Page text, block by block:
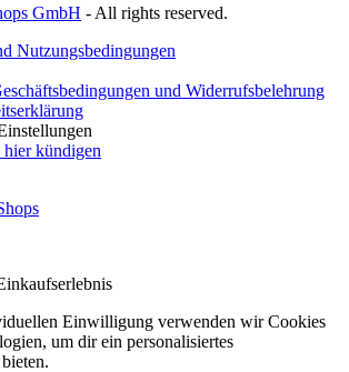
GmbH - All rights reserved.
Nutzungsbedingungen
und Widerrufsbelehrung
kündigen
Einwilligung verwenden wir Cookies
um dir ein personalisiertes